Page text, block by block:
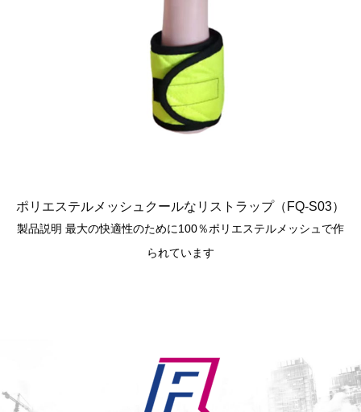
ポリエステルメッシュクールなリストラップ（FQ-S03）
製品説明 最大の快適性のために100％ポリエステルメッシュで作
られています